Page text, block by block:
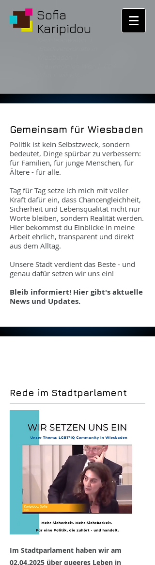
Sofia
Karipidou
Gemeinsam für Wiesbaden
Politik ist kein Selbstzweck, sondern
bedeutet, Dinge spürbar zu verbessern:
für Familien, für junge Menschen, für
Ältere - für alle.
Tag für Tag setze ich mich mit voller
Kraft dafür ein, dass Chancengleichheit,
Sicherheit und Lebensqualität nicht nur
Worte bleiben, sondern Realität werden.
Hier bekommst du Einblicke in meine
Arbeit ehrlich, transparent und direkt
aus dem Alltag.
Unsere Stadt verdient das Beste - und
genau dafür setzen wir uns ein!
Bleib informiert! Hier gibt's aktuelle
News und Updates.
Rede im Stadtparlament
Im Stadtparlament haben wir am
02.04.2025 über queeres Leben in